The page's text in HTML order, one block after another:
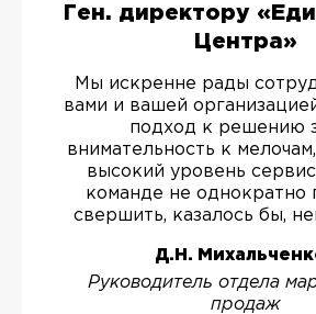
Ген. директору
Центра»
Мы искренне рады
вами и вашей
подход к решению
внимательность к
высокий уровень
команде не однократно
свершить, казалось бы,
Д.Н.
Руководитель отдела
продаж